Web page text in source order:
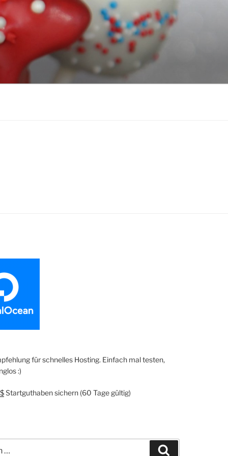
für schnelles Hosting. Einfach mal testen,
:)
Startguthaben sichern (60 Tage gültig)